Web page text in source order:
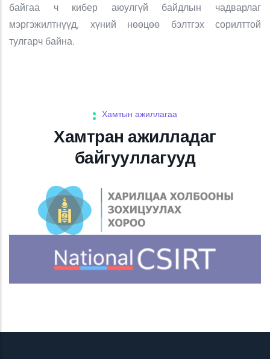
байгаа ч кибер аюулгүй байдлын чадварлаг
мэргэжилтнүүд, хүний нөөцөө бэлтгэх сорилттой
тулгарч байна.
Хамтын ажиллагаа
Хамтран ажилладаг
байгууллагууд